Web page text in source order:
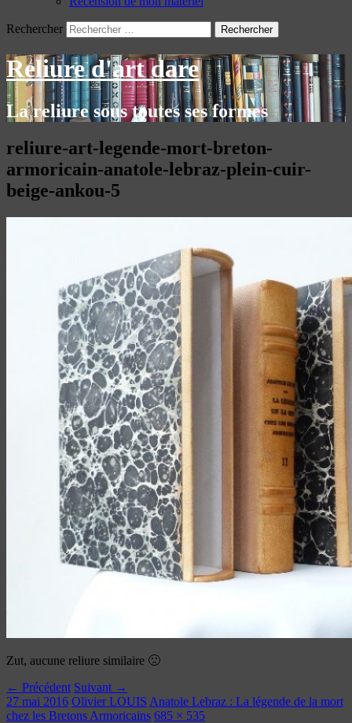
Rechercher
Reliure d'art dare
La reliure sous toutes ses formes
reliure-art-legende-mort-breton-
armoricain-anatole-lebraz-plein-cuir-
beige-ankou-5
Zut, aucune reliure similaire 🙁
← Précédent Suivant →
27 mai 2016 Olivier LOUIS Anatole Lebraz : La légende de la mort
chez les Bretons Armoricains 685 × 535